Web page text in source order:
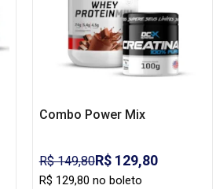
Combo Power Mix
R$ 149,80R$ 129,80
R$ 129,80 no boleto